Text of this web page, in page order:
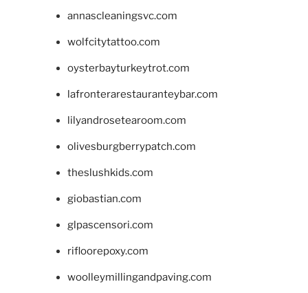
annascleaningsvc.com
wolfcitytattoo.com
oysterbayturkeytrot.com
lafronterarestauranteybar.com
lilyandrosetearoom.com
olivesburgberrypatch.com
theslushkids.com
giobastian.com
glpascensori.com
rifloorepoxy.com
woolleymillingandpaving.com